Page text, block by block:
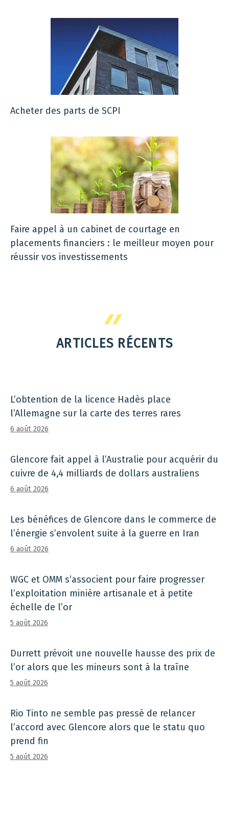
Acheter des parts de SCPI
Faire appel à un cabinet de courtage en
placements financiers : le meilleur moyen pour
réussir vos investissements
ARTICLES RÉCENTS
L’obtention de la licence Hadès place
l’Allemagne sur la carte des terres rares
6 août 2026
Glencore fait appel à l’Australie pour acquérir du
cuivre de 4,4 milliards de dollars australiens
6 août 2026
Les bénéfices de Glencore dans le commerce de
l’énergie s’envolent suite à la guerre en Iran
6 août 2026
WGC et OMM s’associent pour faire progresser
l’exploitation minière artisanale et à petite
échelle de l’or
5 août 2026
Durrett prévoit une nouvelle hausse des prix de
l’or alors que les mineurs sont à la traîne
5 août 2026
Rio Tinto ne semble pas pressé de relancer
l’accord avec Glencore alors que le statu quo
prend fin
5 août 2026